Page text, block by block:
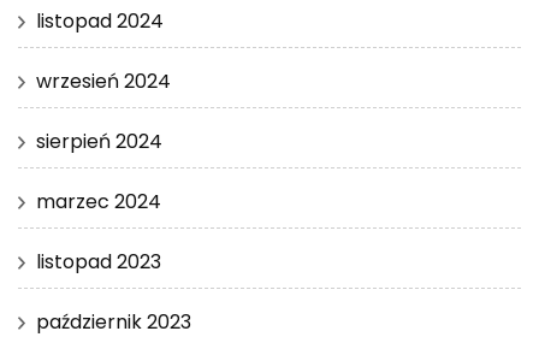
listopad 2024
wrzesień 2024
sierpień 2024
marzec 2024
listopad 2023
październik 2023